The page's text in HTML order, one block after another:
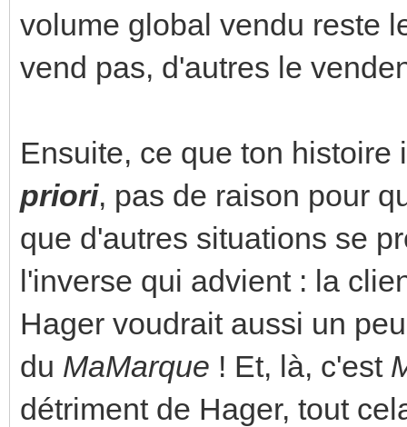
volume global vendu reste
vend pas, d'autres le
Ensuite, ce que ton
priori, pas de raison pour
que d'autres situations se
l'inverse qui advient : la
Hager voudrait aussi un
du MaMarque ! Et, là, c'est
détriment de Hager, tout